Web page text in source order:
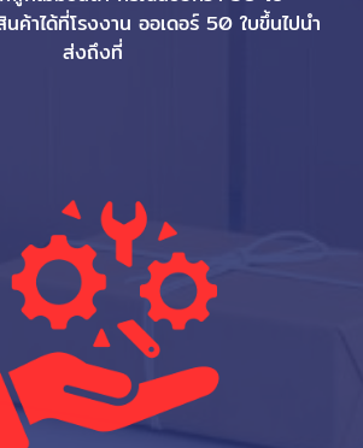
ค้าได้ที่โรงงาน ออเดอร์ 50 ใบขึ้นไปนำ
ส่งถึงที่